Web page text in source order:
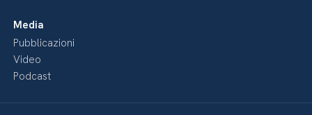
Media
Pubblicazioni
Video
Podcast